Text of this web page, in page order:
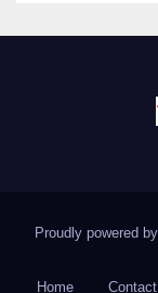
Proudly powered
Home Contact